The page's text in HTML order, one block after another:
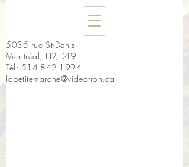
5035 rue St-Denis
Montréal, H2J 2L9
Tél: 514-842-1994
lapetitemarche@videotron.ca